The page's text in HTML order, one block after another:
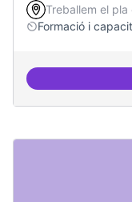
Treballem el
Formació i